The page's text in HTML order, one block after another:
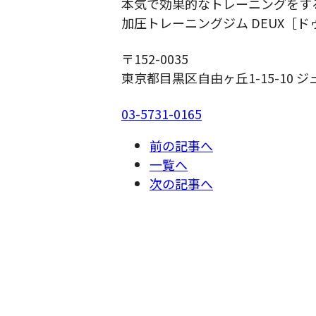
加圧トレーニングジム DEUX［ド
〒152-0035
東京都目黒区自由ヶ丘1-15-10 ジ
03-5731-0165
前の記事へ
一覧へ
次の記事へ